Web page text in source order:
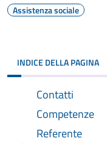
Assistenza sociale
INDICE DELLA PAGINA
Contatti
Competenze
Referente